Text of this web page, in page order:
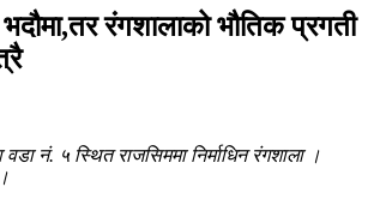
भदौमा,तर रंगशालाको भौतिक प्रगती
नं. ५ स्थित राजसिममा निर्माधिन रंगशाला ।